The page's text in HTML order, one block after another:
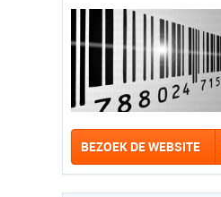
BEZOEK DE WEBSITE